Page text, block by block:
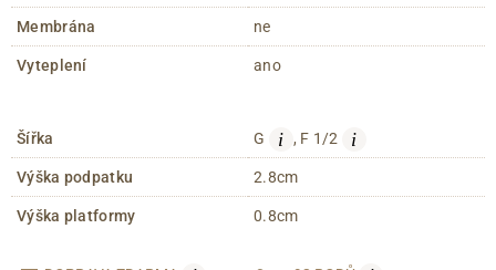
Membrána ne
Vyteplení ano
Šířka G i , F 1/2 i
Výška podpatku 2.8cm
Výška platformy 0.8cm